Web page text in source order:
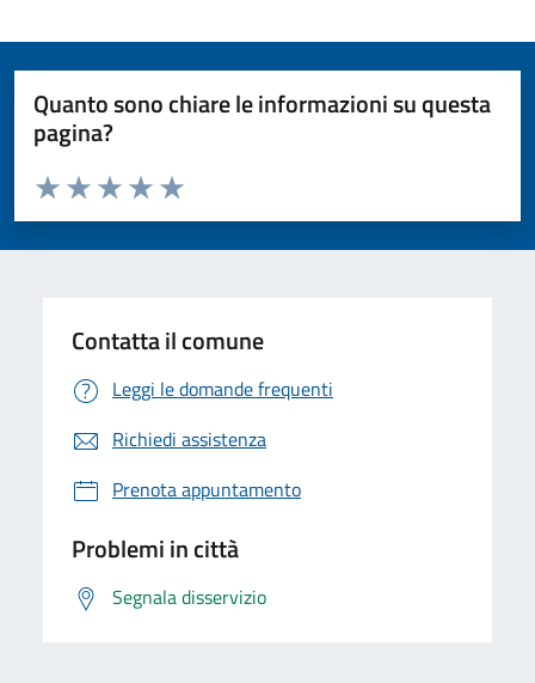
Quanto sono chiare le informazioni su questa
pagina?
Valuta da 1 a 5 stelle la pagina
Valuta 5 stelle su 5
Valuta 4 stelle su 5
Valuta 3 stelle su 5
Valuta 2 stelle su 5
Valuta 1 stelle su 5
Contatta il comune
Leggi le domande frequenti
Richiedi assistenza
Prenota appuntamento
Problemi in città
Segnala disservizio